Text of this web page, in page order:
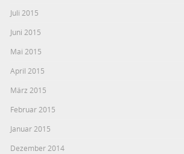
Juli 2015
Juni 2015
Mai 2015
April 2015
März 2015
Februar 2015
Januar 2015
Dezember 2014